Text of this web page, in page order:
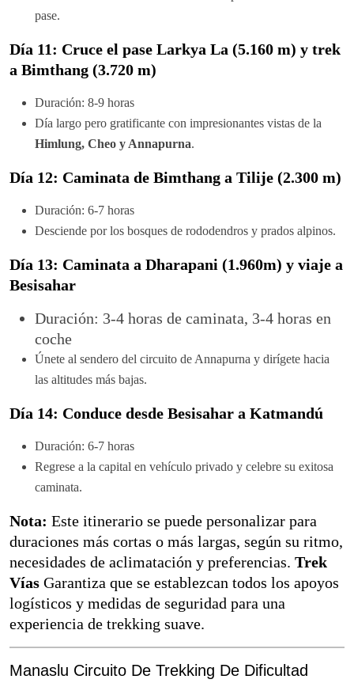
pase.
Día 11: Cruce el pase Larkya La (5.160 m) y trek
a Bimthang (3.720 m)
Duración: 8-9 horas
Día largo pero gratificante con impresionantes vistas de la
Himlung, Cheo y Annapurna.
Día 12: Caminata de Bimthang a Tilije (2.300 m)
Duración: 6-7 horas
Desciende por los bosques de rododendros y prados alpinos.
Día 13: Caminata a Dharapani (1.960m) y viaje a
Besisahar
Duración: 3-4 horas de caminata, 3-4 horas en
coche
Únete al sendero del circuito de Annapurna y dirígete hacia
las altitudes más bajas.
Día 14: Conduce desde Besisahar a Katmandú
Duración: 6-7 horas
Regrese a la capital en vehículo privado y celebre su exitosa
caminata.
Nota: Este itinerario se puede personalizar para
duraciones más cortas o más largas, según su ritmo,
necesidades de aclimatación y preferencias. Trek
Vías Garantiza que se establezcan todos los apoyos
logísticos y medidas de seguridad para una
experiencia de trekking suave.
Manaslu Circuito De Trekking De Dificultad